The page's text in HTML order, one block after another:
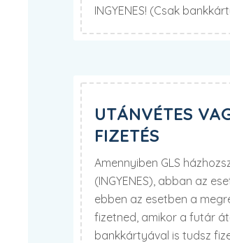
INGYENES! (Csak
UTÁNVÉTES
FIZETÉS
Amennyiben GLS
(INGYENES), abban az
ebben az esetben a
fizetned, amikor a futár
bankkártyával is tudsz